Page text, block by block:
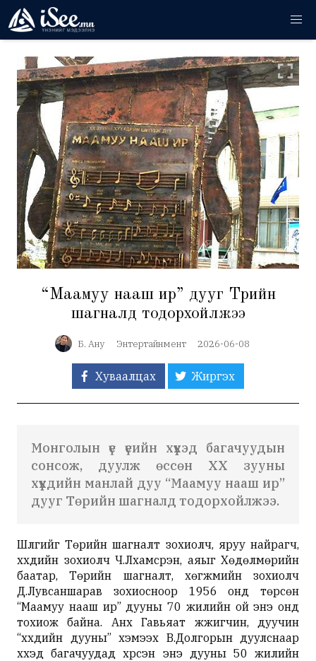
“Маамуу нааш ир” дууг Төрийн
шагналд тодорхойлжээ
Б. Ану Энтертайнмент 2026-06-08
Хуваалцах Жиргэх
Монголын үе үеийн хүүхэд багачуудын
сонсож, дуулж өссөн ХХ зууны
хүүхдийн манлай дуу “Маамуу нааш ир”
дууг Төрийн шагналд тодорхойлжээ.
Шүлгийг Төрийн шагналт зохиолч, яруу найрагч,
хүүхдийн зохиолч Ч.Лхамсүрэн, аяыг Хөдөлмөрийн
баатар, Төрийн шагналт, хөгжмийн зохиолч
Д.Лувсаншарав зохиосноор 1956 онд төрсөн
“Маамуу нааш ир” дууны 70 жилийн ой энэ онд
тохиож байна. Анх Гавьяат жүжигчин, дуучин
“хүүхдийн дууны” хэмээх В.Долгорын дуулснаар
хүүхэд багачуудад хүрсэн энэ дууны 50 жилийн